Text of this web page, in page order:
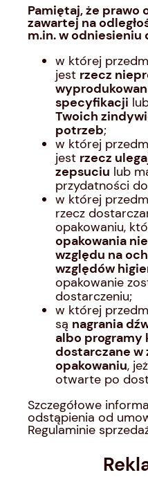
Pamiętaj, że
zawartej na
m.in. w odniesieniu
w której
jest rzecz
specyfikacji
Twoich
potrzeb;
w której
jest rzecz
zepsuciu lub
przydatności
w której
rzecz
opakowaniu,
opakowania
względu na
względów
opakowanie
dostarczeniu;
w której
są nagrania
albo programy
dostarczane
opakowaniu,
otwarte po
Szczegółowe
odstąpienia od
Regulaminie